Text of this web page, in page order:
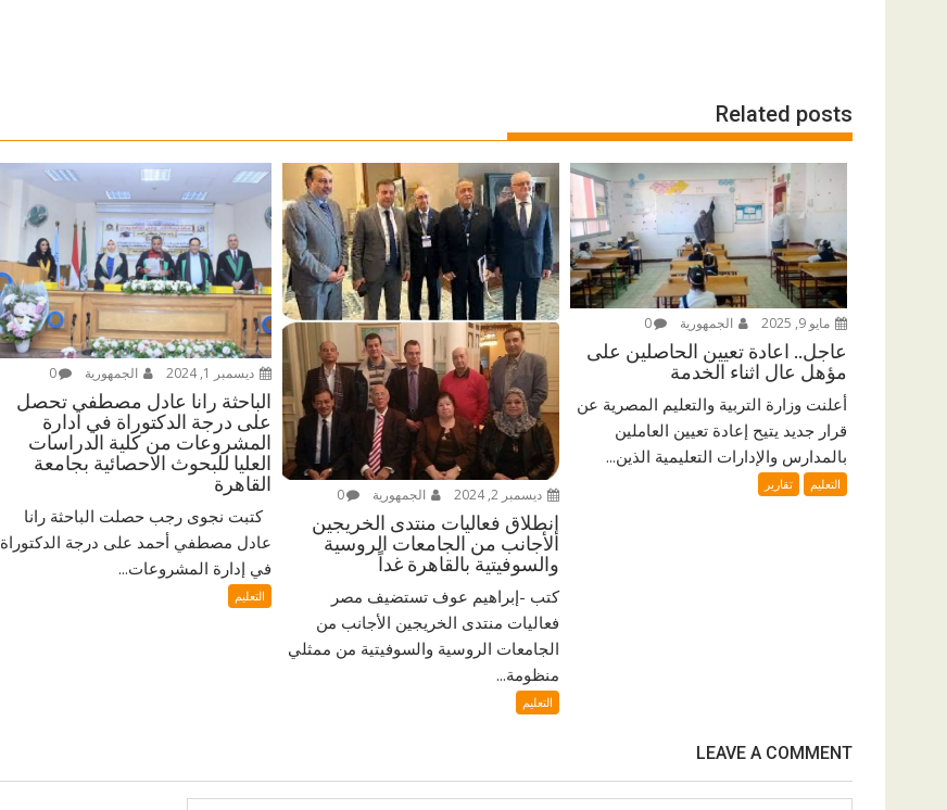
Related posts
مايو 9, 2025 الجمهورية 0
عاجل.. اعادة تعيين الحاصلين على
مؤهل عال اثناء الخدمة
أعلنت وزارة التربية والتعليم المصرية عن
قرار جديد يتيح إعادة تعيين العاملين
بالمدارس والإدارات التعليمية الذين...
التعليم تقارير
ديسمبر 2, 2024 الجمهورية 0
إنطلاق فعاليات منتدى الخريجين
الأجانب من الجامعات الروسية
والسوفيتية بالقاهرة غداً
كتب -إبراهيم عوف تستضيف مصر
فعاليات منتدى الخريجين الأجانب من
الجامعات الروسية والسوفيتية من ممثلي
منظومة...
التعليم
ديسمبر 1, 2024 الجمهورية 0
الباحثة رانا عادل مصطفي تحصل
على درجة الدكتوراة في ادارة
المشروعات من كلية الدراسات
العليا للبحوث الاحصائية بجامعة
القاهرة
كتبت نجوى رجب حصلت الباحثة رانا
عادل مصطفي أحمد على درجة الدكتوراة
في إدارة المشروعات...
التعليم
LEAVE A COMMENT